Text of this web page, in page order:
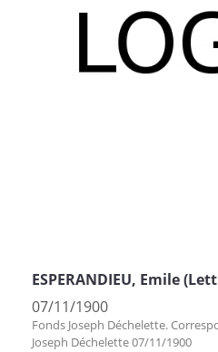
ESPERANDIEU, Emile
07/11/1900
Fonds Joseph Déchelette.
Joseph Déchelette 07/11/1900